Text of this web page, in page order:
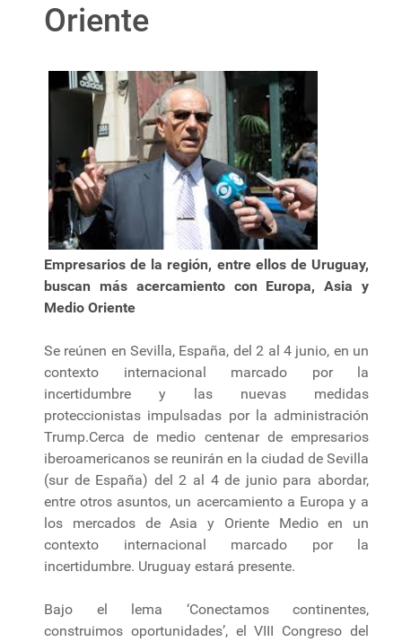
Oriente
Empresarios de la región, entre ellos de Uruguay,
buscan más acercamiento con Europa, Asia y
Medio Oriente
Se reúnen en Sevilla, España, del 2 al 4 junio, en un
contexto internacional marcado por la
incertidumbre y las nuevas medidas
proteccionistas impulsadas por la administración
Trump.Cerca de medio centenar de empresarios
iberoamericanos se reunirán en la ciudad de Sevilla
(sur de España) del 2 al 4 de junio para abordar,
entre otros asuntos, un acercamiento a Europa y a
los mercados de Asia y Oriente Medio en un
contexto internacional marcado por la
incertidumbre. Uruguay estará presente.
Bajo el lema ‘Conectamos continentes,
construimos oportunidades’, el VIII Congreso del